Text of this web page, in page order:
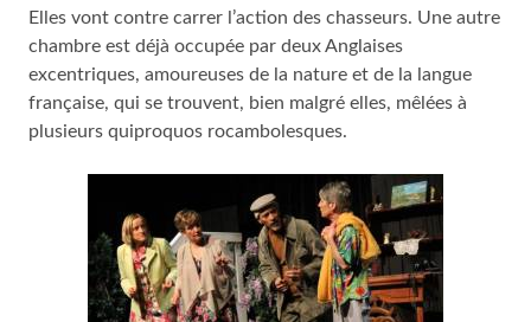
Elles vont contre carrer l’action des chasseurs. Une autre
chambre est déjà occupée par deux Anglaises
excentriques, amoureuses de la nature et de la langue
française, qui se trouvent, bien malgré elles, mêlées à
plusieurs quiproquos rocambolesques.